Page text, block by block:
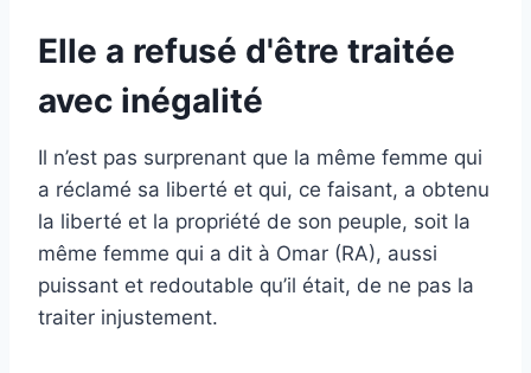
Elle a refusé d'être traitée
avec inégalité
Il n’est pas surprenant que la même femme qui
a réclamé sa liberté et qui, ce faisant, a obtenu
la liberté et la propriété de son peuple, soit la
même femme qui a dit à Omar (RA), aussi
puissant et redoutable qu’il était, de ne pas la
traiter injustement.